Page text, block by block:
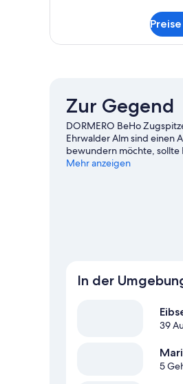
(2
Zur Gegend
DORMERO BeHo
Ehrwalder Alm sind einen
bewundern möchte, sollte
weitere empfehlenswerte
Mehr anzeigen
In der
39
5